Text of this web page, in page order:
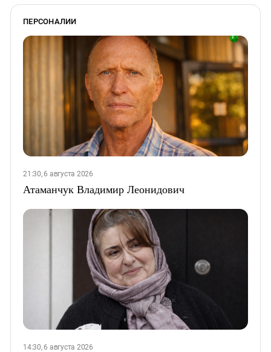
ПЕРСОНАЛИИ
21:30, 6 августа 2026
Атаманчук Владимир Леонидович
14:30, 6 августа 2026